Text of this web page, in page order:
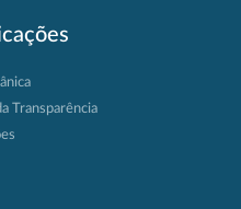
Transparência